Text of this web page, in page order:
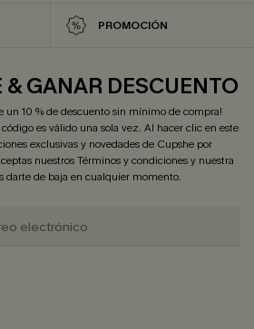
PROMOCIÓN
& GANAR DESCUENTO
un 10 % de descuento sin mínimo de compra!
es válido una sola vez. Al hacer clic en este
exclusivas y novedades de Cupshe por
nuestrosTérminos y condicionesy nuestra
darte de baja en cualquier momento.